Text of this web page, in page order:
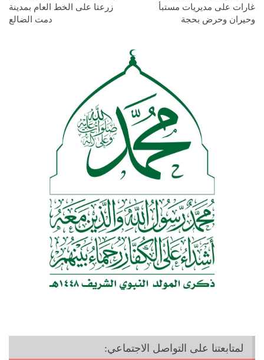
غارات على مديريات مستبأ
وحيران وحرض بحجة
زرعتا على الخط العام بمدينة
دمت الضالع
لمتابعتنا على التواصل الاجتماعي: